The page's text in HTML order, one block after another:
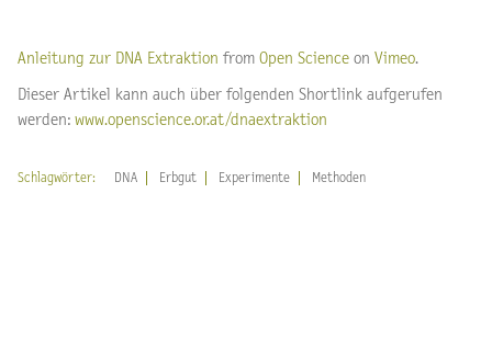
Anleitung zur DNA Extraktion from Open Science on Vimeo.
Dieser Artikel kann auch über folgenden Shortlink aufgerufen
werden: www.openscience.or.at/dnaextraktion
Schlagwörter: DNA Erbgut Experimente Methoden